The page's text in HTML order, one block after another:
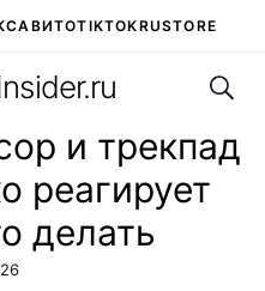
АВИТОTIKTOKRUSTORE
и трекпад
реагирует
делать